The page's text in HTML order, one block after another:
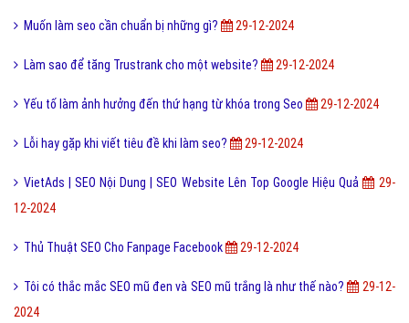
Muốn làm seo cần chuẩn bị những gì? 29-12-2024
Làm sao để tăng Trustrank cho một website? 29-12-2024
Yếu tố làm ảnh hưởng đến thứ hạng từ khóa trong Seo 29-12-2024
Lỗi hay gặp khi viết tiêu đề khi làm seo? 29-12-2024
VietAds | SEO Nội Dung | SEO Website Lên Top Google Hiệu Quả
29-
12-2024
Thủ Thuật SEO Cho Fanpage Facebook 29-12-2024
Tôi có thắc mắc SEO mũ đen và SEO mũ trắng là như thế nào?
29-12-
2024